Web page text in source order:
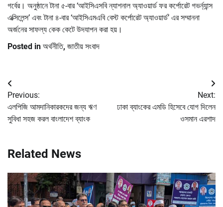
গর্বের। অনুষ্ঠানে টানা ৫-বার ‘আইসিএসবি ন্যাশনাল অ্যাওয়ার্ড ফর কর্পোরেট গভর্ন্যান্স
এক্সিলেন্স’ এবং টানা ৪-বার ‘আইসিএমএবি বেস্ট কর্পোরেট অ্যাওয়ার্ড’ এর সম্মাননা
অর্জনের সাফল্য কেক কেটে উদযাপন করা হয়।
Posted in অর্থনীতি, জাতীয় সংবাদ
Post
navigation
Previous:
এলপিজি আমদানিকারকদের জন্য ঋণ
সুবিধা সহজ করল বাংলাদেশ ব্যাংক
Next:
ঢাকা ব্যাংকের এমডি হিসেবে যোগ দিলেন
ওসমান এরশাদ
Related News